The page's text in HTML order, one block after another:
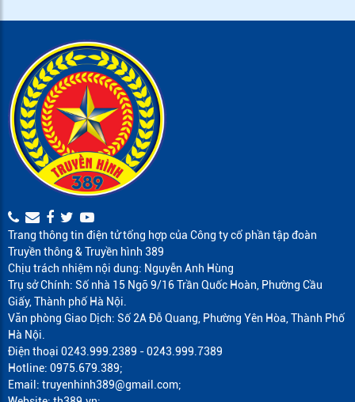
Trang thông tin điện tử tổng hợp của Công ty cổ phần tập đoàn
Truyền thông & Truyền hình 389
Chịu trách nhiệm nội dung: Nguyễn Anh Hùng
Trụ sở Chính: Số nhà 15 Ngõ 9/16 Trần Quốc Hoàn, Phường Cầu
Giấy, Thành phố Hà Nội.
Văn phòng Giao Dịch: Số 2A Đỗ Quang, Phường Yên Hòa, Thành Phố
Hà Nội.
Điện thoại 0243.999.2389 - 0243.999.7389
Hotline: 0975.679.389;
Email: truyenhinh389@gmail.com;